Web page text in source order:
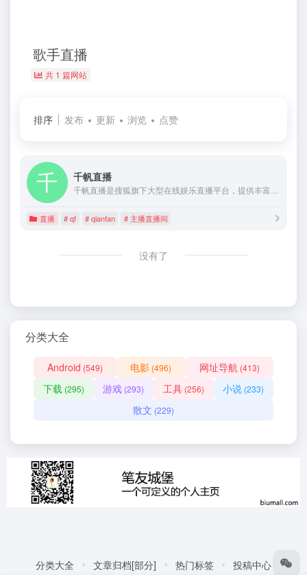
歌手直播
共 1 篇网站
排序 发布 更新 浏览 点赞
千帆直播
直播 # qf # qianfan # 主播直播间
没有了
分类大全
Android (549) 电影 (496) 网址导航 (413)
下载 (295) 游戏 (293) 工具(256) 小说 (233)
散文 (229)
分类大全 文章归档[部分] 热门标签 投稿中心